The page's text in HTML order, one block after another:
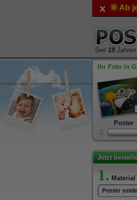
🌞 Ab
Seit 19
Ihr Foto in
Poster
Jetzt
1.
Poster